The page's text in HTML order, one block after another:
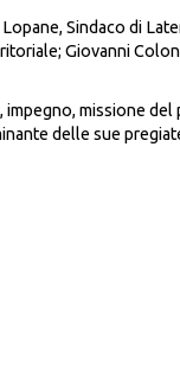
Sindaco di
Giovanni
impegno, missione
delle sue